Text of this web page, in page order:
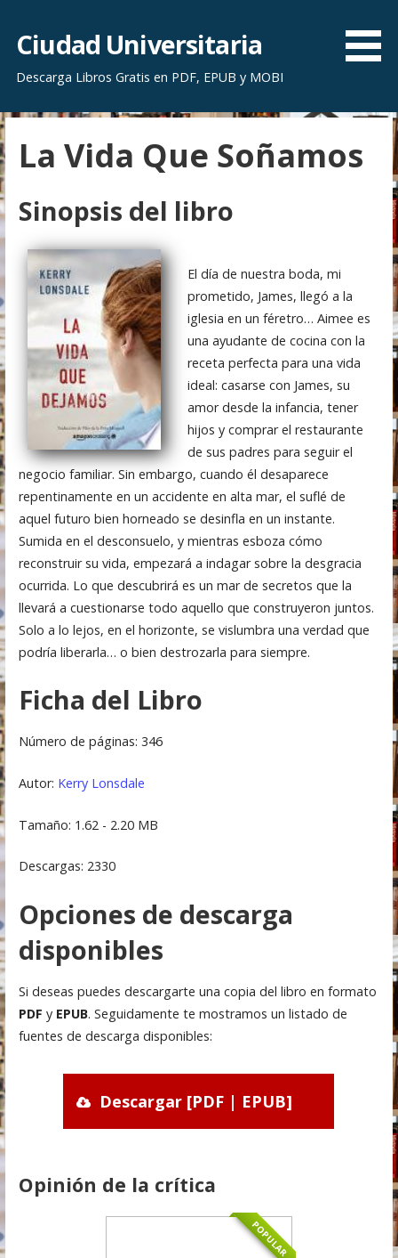
r
a
l
c
o
n
e
n
i
d
o
Ciudad Universitaria
Descarga Libros Gratis en PDF, EPUB y MOBI
La Vida Que Soñamos
Sinopsis del libro
El día de nuestra boda, mi
prometido, James, llegó a la
iglesia en un féretro… Aimee es
una ayudante de cocina con la
receta perfecta para una vida
ideal: casarse con James, su
amor desde la infancia, tener
hijos y comprar el restaurante
de sus padres para seguir el
negocio familiar. Sin embargo, cuando él desaparece
repentinamente en un accidente en alta mar, el suflé de
aquel futuro bien horneado se desinfla en un instante.
Sumida en el desconsuelo, y mientras esboza cómo
reconstruir su vida, empezará a indagar sobre la desgracia
ocurrida. Lo que descubrirá es un mar de secretos que la
llevará a cuestionarse todo aquello que construyeron juntos.
Solo a lo lejos, en el horizonte, se vislumbra una verdad que
podría liberarla… o bien destrozarla para siempre.
Ficha del Libro
Número de páginas: 346
Autor: Kerry Lonsdale
Tamaño: 1.62 - 2.20 MB
Descargas: 2330
Opciones de descarga
disponibles
Si deseas puedes descargarte una copia del libro en formato
PDF y EPUB. Seguidamente te mostramos un listado de
fuentes de descarga disponibles:
Descargar [PDF | EPUB]
Opinión de la crítica
POPULAR